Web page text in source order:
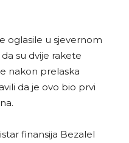
oglasile u sjevernom
su dvije rakete
nakon prelaska
da je ovo bio prvi
finansija Bezalel